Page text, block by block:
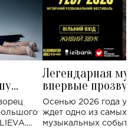
Легендарная
впервые
Украине: где
Осенью 2026 года
ждет одно из
музыкальных